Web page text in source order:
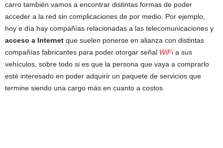
carro también vamos a encontrar distintas formas de poder
acceder a la red sin complicaciones de por medio. Por ejemplo,
hoy e día hay compañías relacionadas a las telecomunicaciones y
acceso a Internet que suelen ponerse en alianza con distintas
compañías fabricantes para poder otorgar señal WiFia sus
vehículos, sobre todo si es que la persona que vaya a comprarlo
esté interesado en poder adquirir un paquete de servicios que
termine siendo una cargo más en cuanto a costos.